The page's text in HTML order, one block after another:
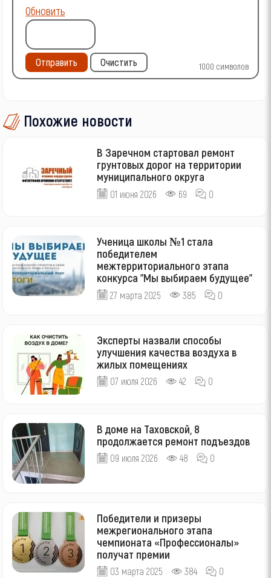
1000 символов
Обновить
Отправить Очистить
Похожие новости
В Заречном стартовал ремонт
грунтовых дорог на территории
муниципального округа
01 июня 2026 69 0
Ученица школы №1 стала
победителем
межтерриториального этапа
конкурса "Мы выбираем будущее"
27 марта 2025 385 0
Эксперты назвали способы
улучшения качества воздуха в
жилых помещениях
07 июля 2026 42 0
В доме на Таховской, 8
продолжается ремонт подъездов
09 июля 2026 48 0
Победители и призеры
межрегионального этапа
чемпионата «Профессионалы»
получат премии
03 марта 2025 384 0